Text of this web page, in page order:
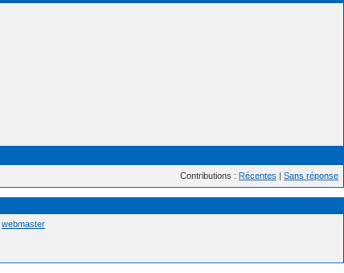
Contributions : Récentes | Sans réponse
webmaster